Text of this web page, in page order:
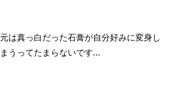
元は真っ白だった石膏が自分好みに変身し
まうってたまらないです...